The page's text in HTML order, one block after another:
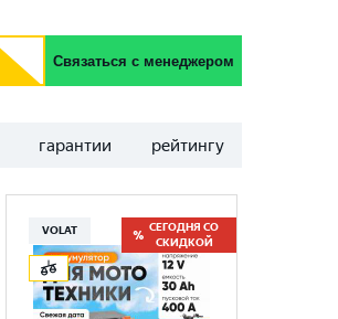
Связаться с менеджером
гарантии рейтингу
VOLAT
СЕГОДНЯ СО
СКИДКОЙ